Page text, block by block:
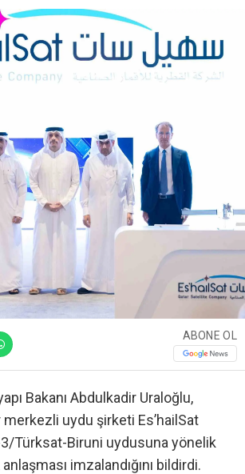
ABONE OL
Bakanı Abdulkadir Uraloğlu,
uydu şirketi Es’hailSat
3/Türksat-Biruni uydusuna yönelik
imzalandığını bildirdi.